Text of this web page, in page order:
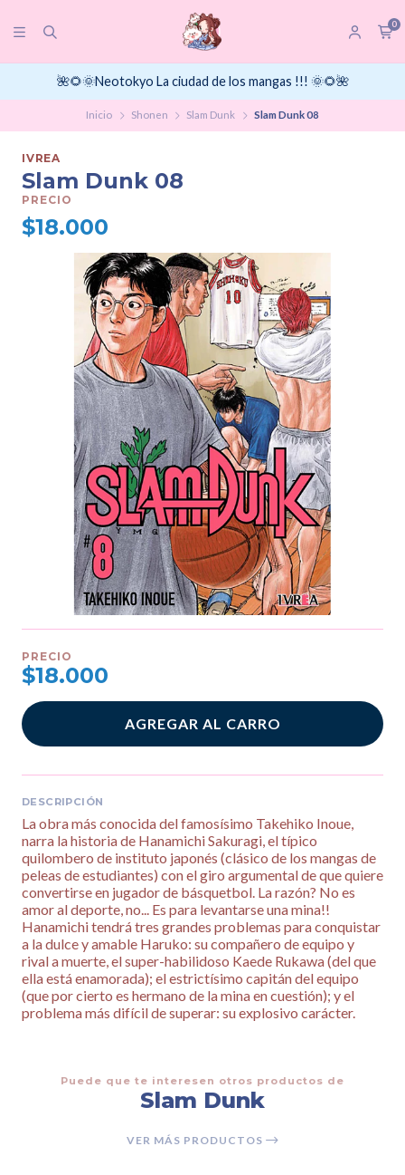
0
🌺🌻🌞Neotokyo La ciudad de los mangas !!! 🌞🌻🌺
Inicio Shonen Slam Dunk Slam Dunk 08
IVREA
Slam Dunk 08
PRECIO
$18.000
PRECIO
$18.000
AGREGAR AL CARRO
DESCRIPCIÓN
La obra más conocida del famosísimo Takehiko Inoue,
narra la historia de Hanamichi Sakuragi, el típico
quilombero de instituto japonés (clásico de los mangas de
peleas de estudiantes) con el giro argumental de que quiere
convertirse en jugador de básquetbol. La razón? No es
amor al deporte, no... Es para levantarse una mina!!
Hanamichi tendrá tres grandes problemas para conquistar
a la dulce y amable Haruko: su compañero de equipo y
rival a muerte, el super-habilidoso Kaede Rukawa (del que
ella está enamorada); el estrictísimo capitán del equipo
(que por cierto es hermano de la mina en cuestión); y el
problema más difícil de superar: su explosivo carácter.
Puede que te interesen otros productos de
Slam Dunk
VER MÁS PRODUCTOS